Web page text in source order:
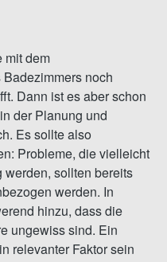
mit dem
noch
Dann ist es aber schon
der Planung und
Es sollte also
Probleme, die vielleicht
werden, sollten bereits
werden. In
hinzu, dass die
ungewiss sind. Ein
relevanter Faktor sein